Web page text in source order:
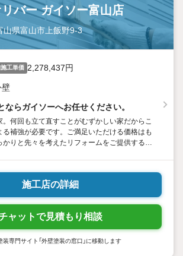
バー ガイソー富山店
山県富山市上飯野9-3
工単価 2,278,437円
ならガイソーへお任せください。
何回も立て直すことがむずかしい家だからこ
る補強が必要です。ご満足いただける価格はも
かりと先々を考えたリフォームをご提供するた
施工店の詳細
ャットで見積もり相談
専門サイト「外壁塗装の窓口」に移動します